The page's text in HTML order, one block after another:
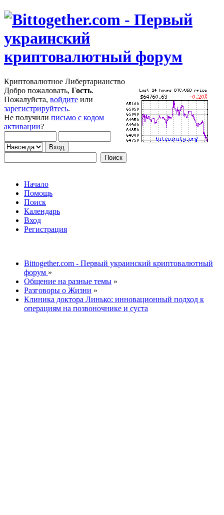
Криптовалютное Либертарианство
Добро пожаловать, Гость.
Пожалуйста, войдите или
зарегистрируйтесь.
Не получили письмо с кодом
активации?
Начало
Помощь
Поиск
Календарь
Вход
Регистрация
Bittogether.com - Первый украинский криптовалютный
форум »
Общение на разные темы »
Разговоры о Жизни »
Клиника доктора Линько: инновационный подход к
операциям на позвоночнике и суста